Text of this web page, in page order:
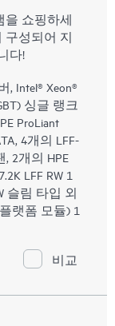
을 쇼핑하세
구성되어 지
다!
, Intel® Xeon®
싱글 랭크
ProLiant
4개의 LFF-
2개의 HPE
LFF RW 1
슬림 타입 외
랫폼 모듈) 1
비교